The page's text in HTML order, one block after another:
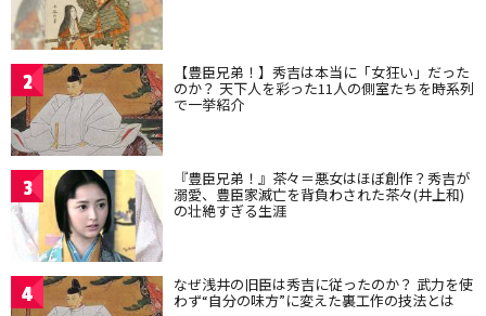
2 【豊臣兄弟！】秀吉は本当に「女狂い」だった
のか？ 天下人を彩った11人の側室たちを時系列
で一挙紹介
3 『豊臣兄弟！』茶々＝悪女はほぼ創作？秀吉が
溺愛、豊臣家滅亡を背負わされた茶々(井上和)
の壮絶すぎる生涯
4 なぜ浅井の旧臣は秀吉に従ったのか？ 武力を使
わず“自分の味方”に変えた裏工作の技法とは